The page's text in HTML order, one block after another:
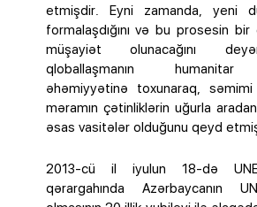
etmişdir. Eyni zamanda, yeni
formalaşdığını və bu prosesin
müşayiət olunacağını
qloballaşmanın humanitar
əhəmiyyətinə toxunaraq,
məramın çətinliklərin uğurla aradan
əsas vasitələr olduğunu qeyd
2013-cü il iyulun 18-də
qərargahında Azərbaycanın